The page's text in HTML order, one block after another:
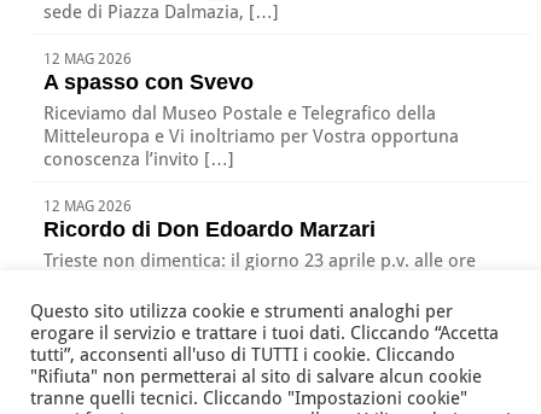
sede di Piazza Dalmazia, […]
12 MAG 2026
A spasso con Svevo
Riceviamo dal Museo Postale e Telegrafico della
Mitteleuropa e Vi inoltriamo per Vostra opportuna
conoscenza l’invito […]
12 MAG 2026
Ricordo di Don Edoardo Marzari
Trieste non dimentica: il giorno 23 aprile p.v. alle ore
Associazione Nazionale Tutte le Età Attive per la Solidarietà
della Regione Friuli Venezia Giulia ODV
Questo sito utilizza cookie e strumenti analoghi per
erogare il servizio e trattare i tuoi dati. Cliccando “Accetta
tutti”, acconsenti all'uso di TUTTI i cookie. Cliccando
"Rifiuta" non permetterai al sito di salvare alcun cookie
tranne quelli tecnici. Cliccando "Impostazioni cookie"